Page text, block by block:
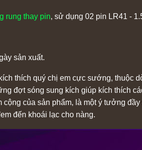
rung thay pin, sử dụng 02 pin LR41 -
sản xuất.
thích quý chị em cực sướng, thuộc
đợt sóng sung kích giúp kích thích
cộng của sản phẩm, là một ý tưởng
đến khoái lạc cho nàng.